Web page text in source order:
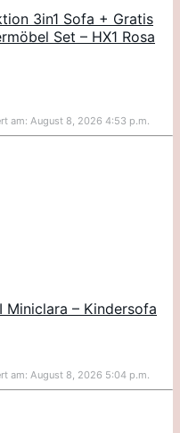
3in1 Sofa + Gratis
Set – HX1 Rosa
am: August 8, 2026 4:53 p.m.
Miniclara – Kindersofa
am: August 8, 2026 5:04 p.m.